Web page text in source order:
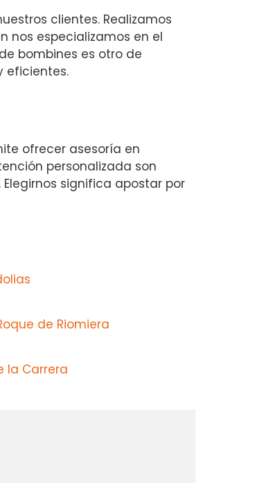
clientes. Realizamos
nos especializamos en el
bombines es otro de
eficientes.
ofrecer asesoría en
personalizada son
significa apostar por
de Riomiera
la Carrera